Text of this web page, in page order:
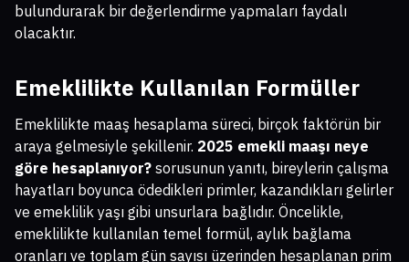
bulundurarak bir değerlendirme yapmaları faydalı
olacaktır.
Emeklilikte Kullanılan Formüller
Emeklilikte maaş hesaplama süreci, birçok faktörün bir
araya gelmesiyle şekillenir. 2025 emekli maaşı neye
göre hesaplanıyor? sorusunun yanıtı, bireylerin çalışma
hayatları boyunca ödedikleri primler, kazandıkları gelirler
ve emeklilik yaşı gibi unsurlara bağlıdır. Öncelikle,
emeklilikte kullanılan temel formül, aylık bağlama
oranları ve toplam gün sayısı üzerinden hesaplanan prim